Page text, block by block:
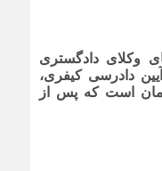
وکلای دادگستری
دادرسی کیفری،
است که پس از